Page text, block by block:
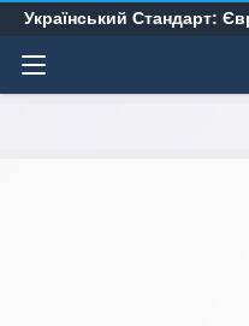
Український Стандарт: